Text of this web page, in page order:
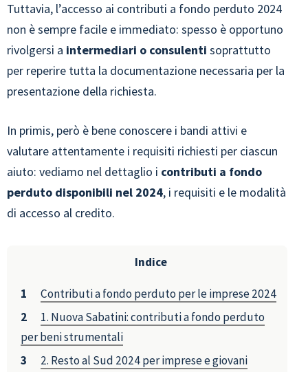
Tuttavia, l’accesso ai contributi a fondo perduto 2024
non è sempre facile e immediato: spesso è opportuno
rivolgersi a intermediari o consulenti soprattutto
per reperire tutta la documentazione necessaria per la
presentazione della richiesta.
In primis, però è bene conoscere i bandi attivi e
valutare attentamente i requisiti richiesti per ciascun
aiuto: vediamo nel dettaglio i contributi a fondo
perduto disponibili nel 2024, i requisiti e le modalità
di accesso al credito.
Indice
Contributi a fondo perduto per le imprese 2024
1. Nuova Sabatini: contributi a fondo perduto
per beni strumentali
2. Resto al Sud 2024 per imprese e giovani